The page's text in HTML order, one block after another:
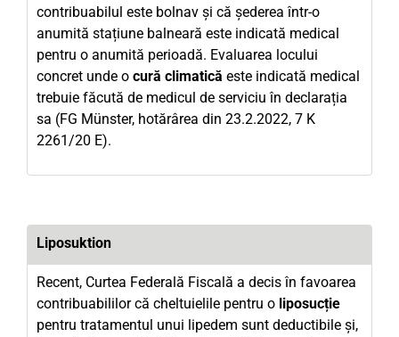
contribuabilul este bolnav și că șederea într-o
anumită stațiune balneară este indicată medical
pentru o anumită perioadă. Evaluarea locului
concret unde o cură climatică este indicată medical
trebuie făcută de medicul de serviciu în declarația
sa (FG Münster, hotărârea din 23.2.2022, 7 K
2261/20 E).
Liposuktion
Recent, Curtea Federală Fiscală a decis în favoarea
contribuabililor că cheltuielile pentru o liposucție
pentru tratamentul unui lipedem sunt deductibile și,